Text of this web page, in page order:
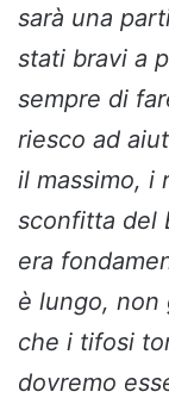
sarà una
stati bravi a
sempre di
riesco ad
il massimo, i
sconfitta del
era
è lungo, non
che i tifosi
dovremo